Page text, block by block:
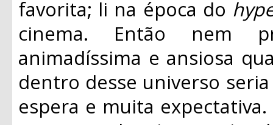
favorita; li na época do
cinema. Então nem
animadíssima e ansiosa
dentro desse universo
espera e muita